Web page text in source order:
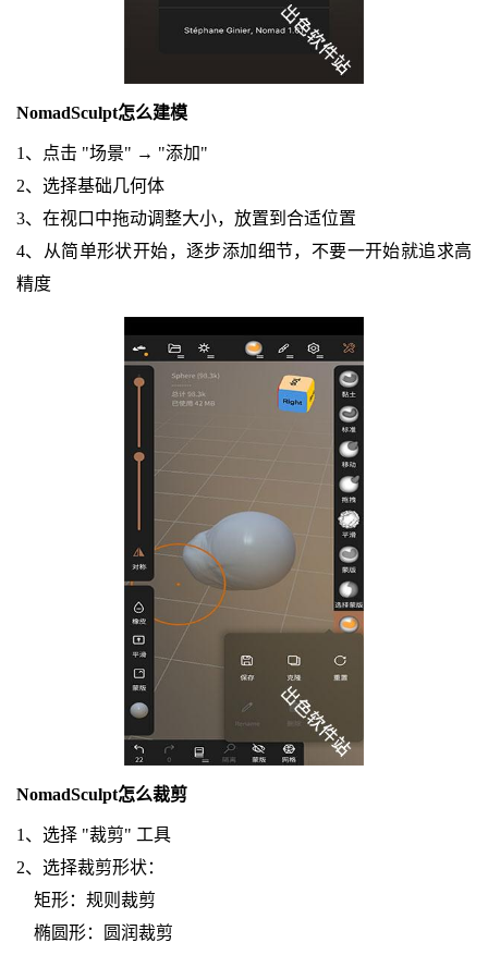
NomadSculpt怎么建模
1、点击 "场景" → "添加"
2、选择基础几何体
3、在视口中拖动调整大小，放置到合适位置
4、从简单形状开始，逐步添加细节，不要一开始就追求高
精度
NomadSculpt怎么裁剪
1、选择 "裁剪" 工具
2、选择裁剪形状：
矩形：规则裁剪
椭圆形：圆润裁剪